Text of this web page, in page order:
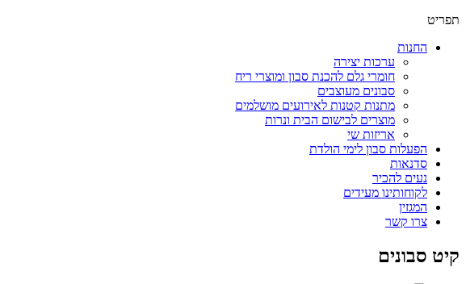
תפריט
החנות
ערכות יצירה
חומרי גלם להכנת סבון ומוצרי ריח
סבונים מעוצבים
מתנות קטנות לאירועים מושלמים
מוצרים לבישום הבית ונרות
אריזות שי
הפעלות סבון לימי הולדת
סדנאות
נעים להכיר
לקוחותינו מעידים
המגזין
צרו קשר
קיט סבונים